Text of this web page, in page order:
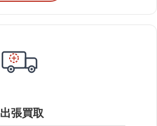
出張買取